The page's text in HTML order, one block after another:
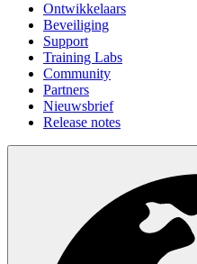
Ontwikkelaars
Beveiliging
Support
Training Labs
Community
Partners
Nieuwsbrief
Release notes